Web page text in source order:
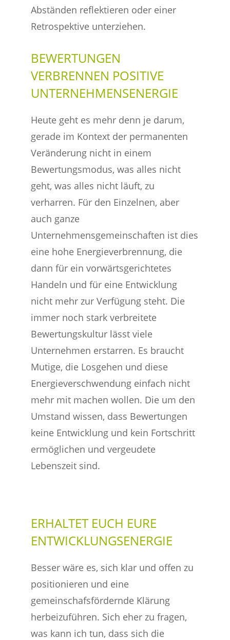
Abständen reflektieren oder einer
Retrospektive unterziehen.
BEWERTUNGEN
VERBRENNEN POSITIVE
UNTERNEHMENSENERGIE
Heute geht es mehr denn je darum,
gerade im Kontext der permanenten
Veränderung nicht in einem
Bewertungsmodus, was alles nicht
geht, was alles nicht läuft, zu
verharren. Für den Einzelnen, aber
auch ganze
Unternehmensgemeinschaften ist dies
eine hohe Energieverbrennung, die
dann für ein vorwärtsgerichtetes
Handeln und für eine Entwicklung
nicht mehr zur Verfügung steht. Die
immer noch stark verbreitete
Bewertungskultur lässt viele
Unternehmen erstarren. Es braucht
Mutige, die Losgehen und diese
Energieverschwendung einfach nicht
mehr mit machen wollen. Die um den
Umstand wissen, dass Bewertungen
keine Entwicklung und kein Fortschritt
ermöglichen und vergeudete
Lebenszeit sind.
ERHALTET EUCH EURE
ENTWICKLUNGSENERGIE
Besser wäre es, sich klar und offen zu
positionieren und eine
gemeinschafsfördernde Klärung
herbeizuführen. Sich eher zu fragen,
was kann ich tun, dass sich die